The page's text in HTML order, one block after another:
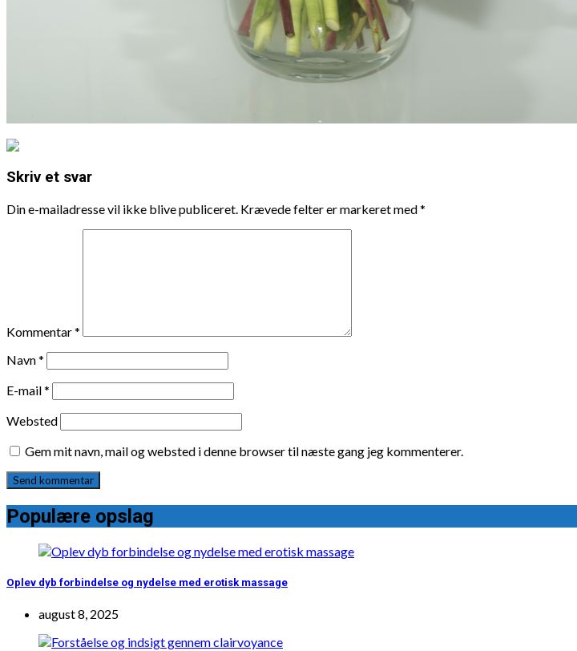
Skriv et svar
Din e-mailadresse vil ikke blive publiceret. Krævede felter er markeret med*
Kommentar*
Navn*
E-mail*
Websted
Gem mit navn, mail og websted i denne browser til næste gang jeg kommenterer.
Populære opslag
Oplev dyb forbindelse og nydelse med erotisk massage
august 8, 2025